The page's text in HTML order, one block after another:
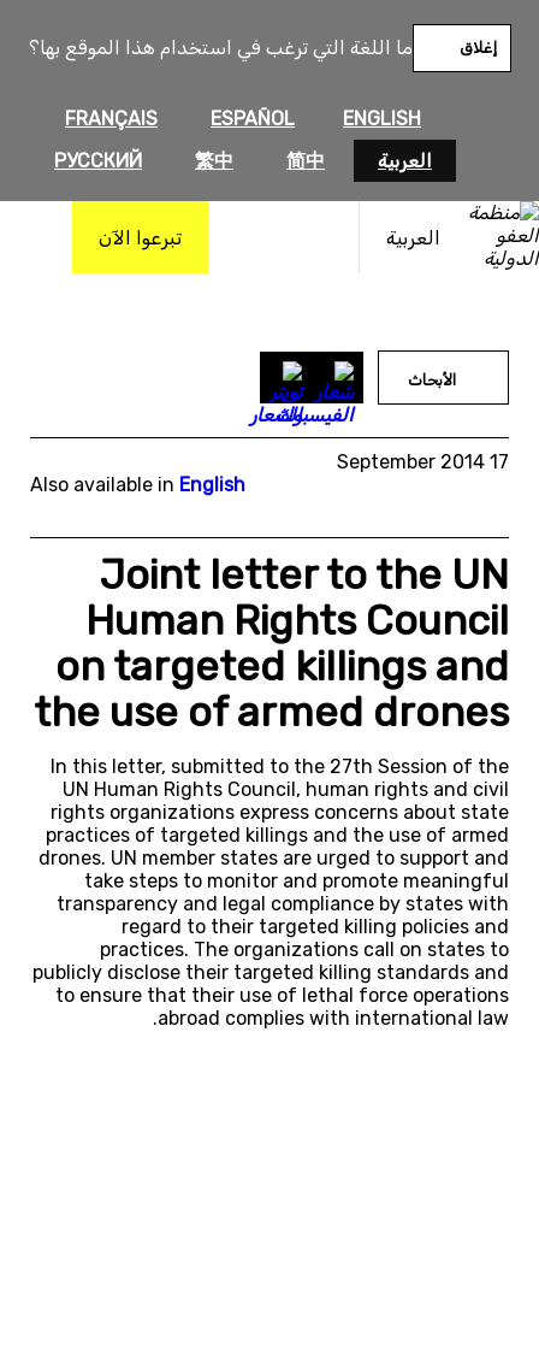
ما اللغة التي ترغب في استخدام هذا الموقع بها؟
ENGLISH
ESPAÑOL
FRANÇAIS
العربية
简中
繁中
РУССКИЙ
إغلاق
العربية تبرعوا الآن
المحتوى
الأبحاث
17 September 2014
Also available in English
Joint letter to the UN
Human Rights Council
on targeted killings and
the use of armed drones
In this letter, submitted to the 27th Session of the
UN Human Rights Council, human rights and civil
rights organizations express concerns about state
practices of targeted killings and the use of armed
drones. UN member states are urged to support and
take steps to monitor and promote meaningful
transparency and legal compliance by states with
regard to their targeted killing policies and
practices. The organizations call on states to
publicly disclose their targeted killing standards and
to ensure that their use of lethal force operations
abroad complies with international law.